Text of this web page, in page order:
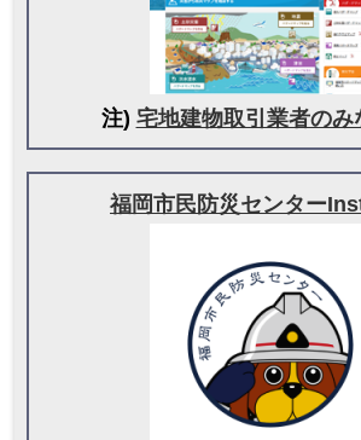
注) 宅地建物取引業者のみ
福岡市民防災センター